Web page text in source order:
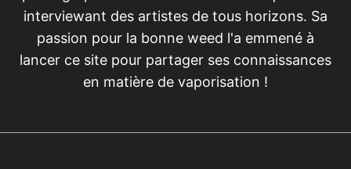
interviewant des artistes de tous horizons. Sa
passion pour la bonne weed l'a emmené à
lancer ce site pour partager ses connaissances
en matière de vaporisation !